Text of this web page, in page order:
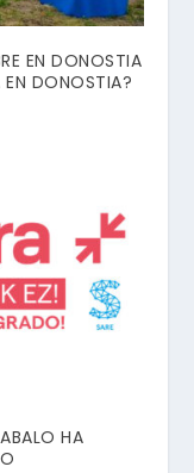
EN DONOSTIA
EN DONOSTIA?
HA